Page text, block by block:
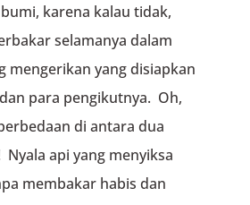
karena kalau tidak,
selamanya dalam
mengerikan yang disiap­kan
para pengikutnya. Oh,
di antara dua
api yang menyiksa
membakar habis dan